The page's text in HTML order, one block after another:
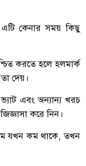
এটি কেনার সময় কিছু
করতে হলে হলমার্ক
দেয়।
এবং অন্যান্য খরচ
করে নিন।
যখন কম থাকে, তখন